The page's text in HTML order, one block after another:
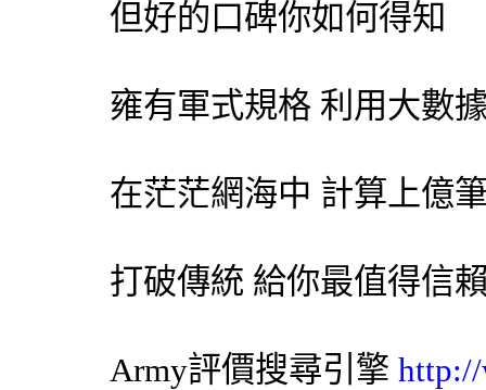
但好的口碑你如何得知
雍有軍式規格 利用大數
在茫茫網海中 計算上億
打破傳統 給你最值得信
Army評價搜尋引擎